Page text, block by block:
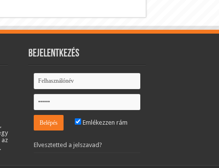
Bejelentkezés
Emlékezzen rám
Elvesztetted a jelszavad?